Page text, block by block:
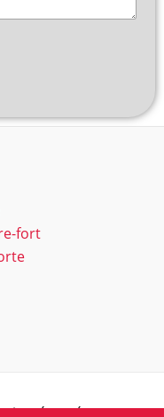
fort
réservés